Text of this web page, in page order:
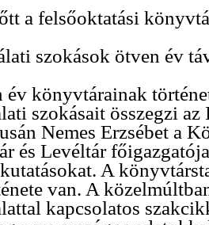
a felsőoktatási
szokások ötven év
könyvtárainak
szokásait összegzi az
Nemes Erzsébet a
és Levéltár
A
van. A
kapcsolatos